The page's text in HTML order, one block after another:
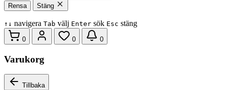
Rensa Stäng
↑ ↓ navigera Tab välj Enter sök Esc stäng
0 0 0
Varukorg
Tillbaka